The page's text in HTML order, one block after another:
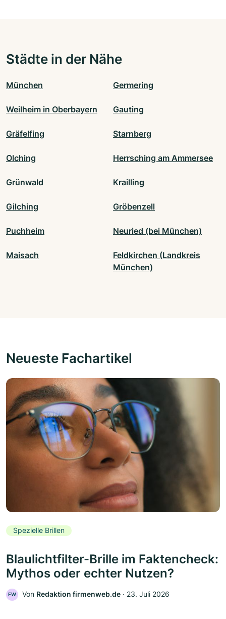
Städte in der Nähe
München Germering
Weilheim in Oberbayern Gauting
Gräfelfing Starnberg
Olching Herrsching am Ammersee
Grünwald Krailling
Gilching Gröbenzell
Puchheim Neuried (bei München)
Maisach
Feldkirchen (Landkreis
München)
Neueste Fachartikel
Spezielle Brillen
Blaulichtfilter-Brille im Faktencheck:
Mythos oder echter Nutzen?
FW Von Redaktion firmenweb.de ‧ 23. Juli 2026